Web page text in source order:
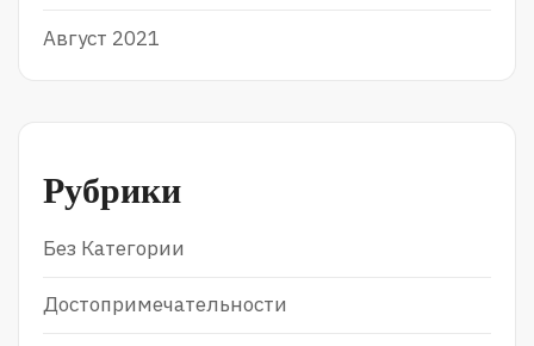
Август 2021
Рубрики
Без Категории
Достопримечательности